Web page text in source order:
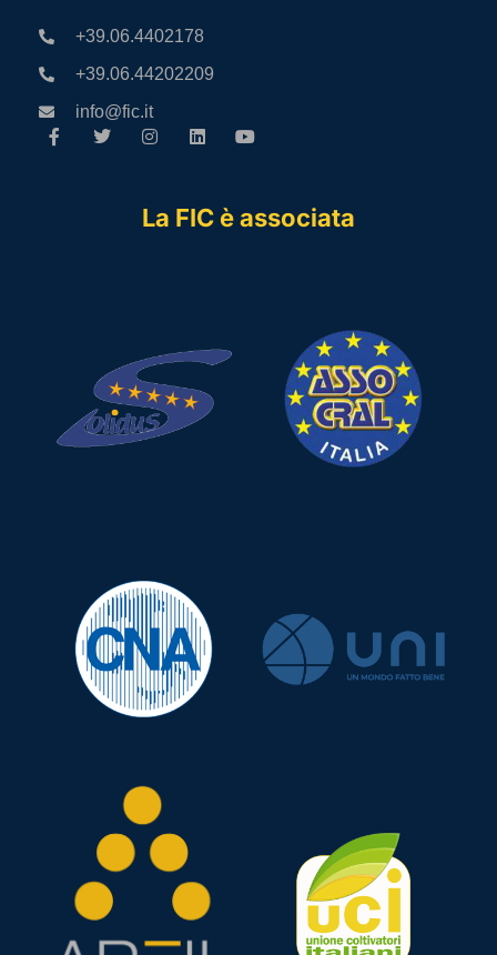
+39.06.4402178
+39.06.44202209
info@fic.it
La FIC è associata